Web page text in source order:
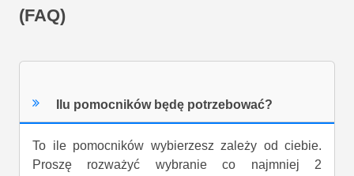
(FAQ)
Ilu pomocników będę potrzebować?
To ile pomocników wybierzesz zależy od ciebie.
Proszę rozważyć wybranie co najmniej 2